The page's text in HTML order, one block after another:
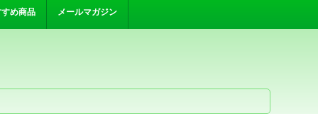
すめ商品 メールマガジン